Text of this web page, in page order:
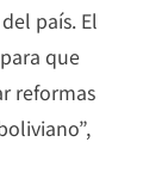
país. El
que
reformas